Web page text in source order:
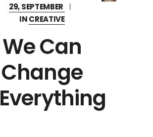
29, SEPTEMBER
INCREATIVE
We Can
Change
Everything